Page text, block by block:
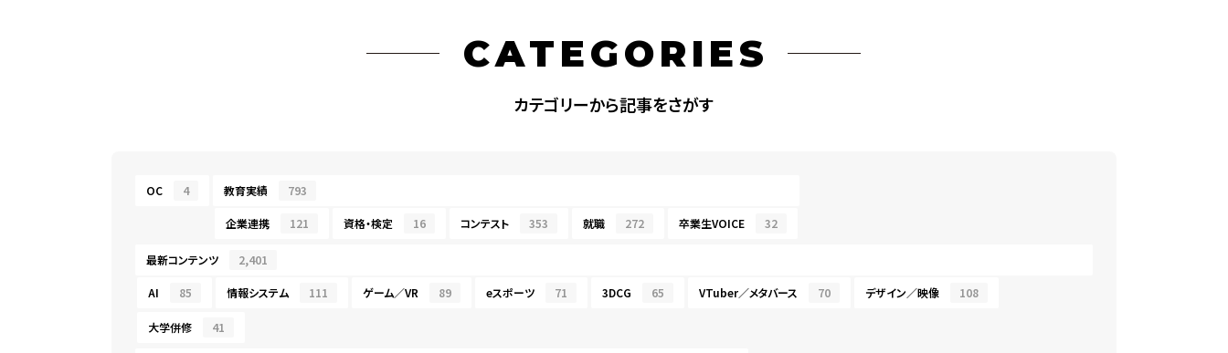
CATEGORIES
カテゴリーから記事をさがす
OC 4 教育実績 793
企業連携 121 資格・検定 16 コンテスト 353 就職 272 卒業生VOICE 32
最新コンテンツ 2,401
AI 85 情報システム 111 ゲーム／VR 89 eスポーツ 71 3DCG 65 VTuber／メタバース 70 デザイン／映像 108
大学併修 41